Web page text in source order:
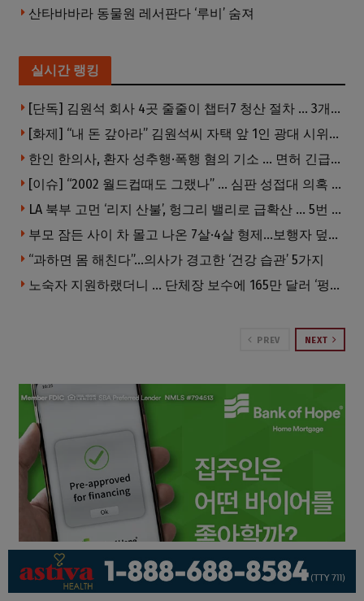
산타바바라 동물원 레서판다 ‘루비’ 숨져
실시간 랭킹
[단독] 김원석 회사 4곳 줄줄이 챕터7 청산 절차 … 3개 법인 같은 날 동시 파산 신청
[화제] “내 돈 갚아라” 김원석씨 자택 앞 1인 광대 시위 … 한인 투자사, “108만 달러 못받아”
한인 한의사, 환자 성추행·폭행 혐의 기소 … 면허 긴급정지
[이슈] “2002 월드컵때도 그랬나” … 심판 성접대 의혹 해외로 일파만파, 4강 신화까지 불똥
LA 북부 고먼 ‘리지 산불’, 헝그리 밸리로 급확산 … 5번 Fwy 양방향 전면 폐쇄
부모 잠든 사이 차 몰고 나온 7살·4살 형제…보행자 덮쳐 중태
“과하면 몸 해친다”…의사가 경고한 ‘건강 습관’ 5가지
노숙자 지원하랬더니 … 단체장 보수에 165만 달러 ‘펑펑’
PREV NEXT